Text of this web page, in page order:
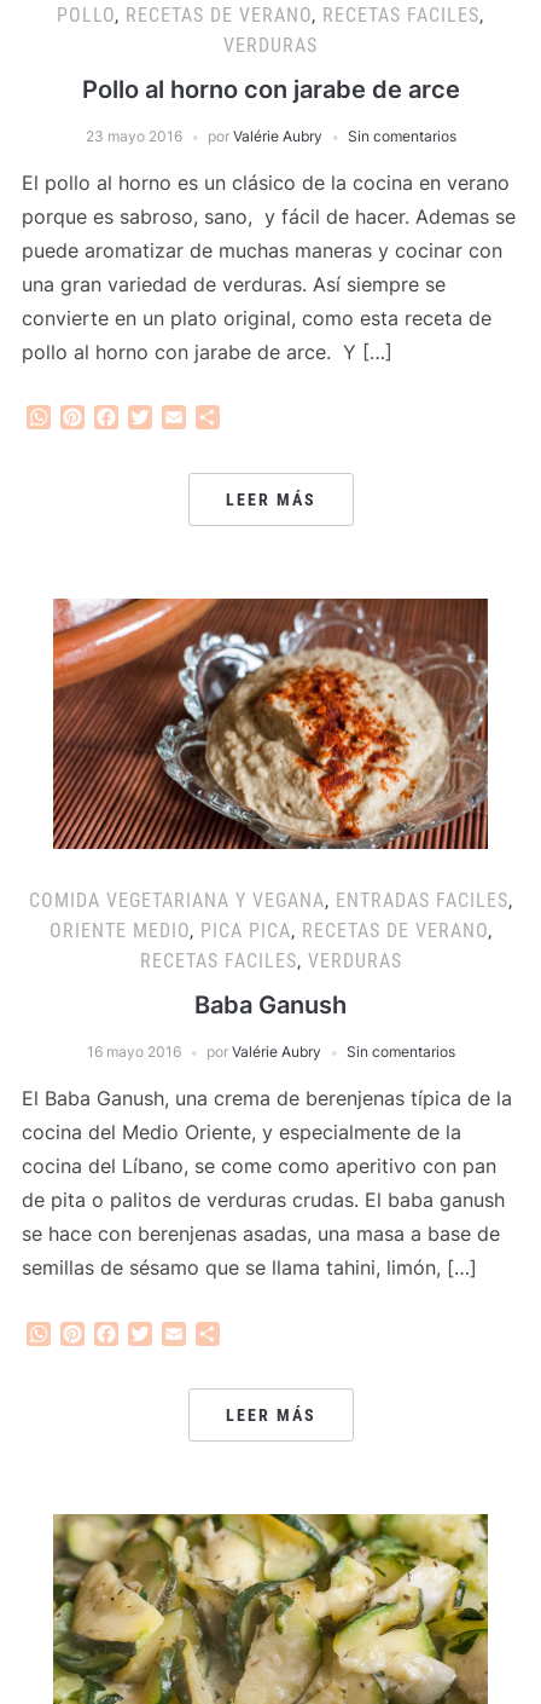
POLLO, RECETAS DE VERANO, RECETAS FACILES,
VERDURAS
Pollo al horno con jarabe de arce
23 mayo 2016 por Valérie Aubry Sin comentarios
El pollo al horno es un clásico de la cocina en verano
porque es sabroso, sano, y fácil de hacer. Ademas se
puede aromatizar de muchas maneras y cocinar con
una gran variedad de verduras. Así siempre se
convierte en un plato original, como esta receta de
pollo al horno con jarabe de arce. Y […]
WhatsApp
PinterestFacebook
Twitter
Email
LEER MÁS
COMIDA VEGETARIANA Y VEGANA, ENTRADAS FACILES,
ORIENTE MEDIO, PICA PICA, RECETAS DE VERANO,
RECETAS FACILES, VERDURAS
Baba Ganush
16 mayo 2016 por Valérie Aubry Sin comentarios
El Baba Ganush, una crema de berenjenas típica de la
cocina del Medio Oriente, y especialmente de la
cocina del Líbano, se come como aperitivo con pan
de pita o palitos de verduras crudas. El baba ganush
se hace con berenjenas asadas, una masa a base de
semillas de sésamo que se llama tahini, limón, […]
WhatsApp
PinterestFacebook
Twitter
Email
LEER MÁS